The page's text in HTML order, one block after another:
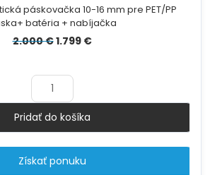
páskovačka 10-16 mm pre PET/PP
batéria + nabíjačka
2.000€Pôvodná
1.799 €Aktuálna
Množstvo
Pridať do košíka
Získať ponuku